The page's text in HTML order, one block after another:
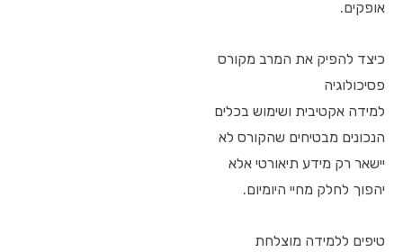
אופקים.
כיצד להפיק את המרב מקורס
פסיכולוגיה
למידה אקטיבית ושימוש בכלים
הנכונים מבטיחים שהקורס לא
יישאר רק מידע תיאורטי אלא
יהפוך לחלק מחיי היומיום.
טיפים ללמידה מוצלחת